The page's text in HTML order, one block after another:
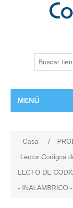
MENÚ
Casa /
Lector Codigos
LECTO DE
- INALAMBRICO